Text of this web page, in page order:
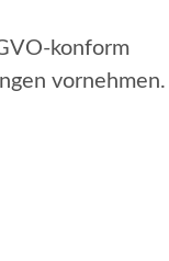
konform
vornehmen.